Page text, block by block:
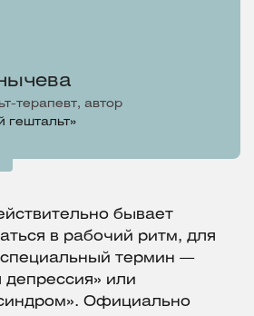
терапевт, автор
гештальт»
бывает
в рабочий ритм, для
термин —
депрессия» или
Официально